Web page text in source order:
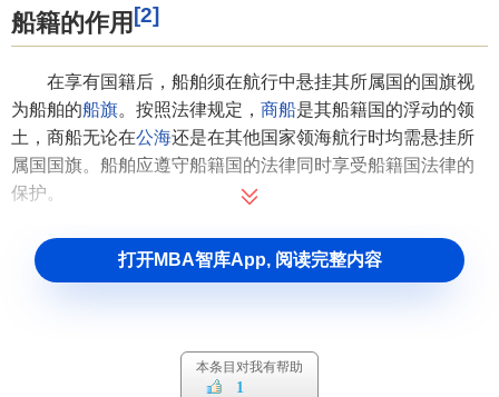
船籍的作用 [2]
在享有国籍后，船舶须在航行中悬挂其所属国的国旗视
为船舶的船旗。按照法律规定， 商船是其船籍国的浮动的领
土，商船无论在公海还是在其他国家领海航行时均需悬挂所
属国国旗。船舶应遵守船籍国的法律同时享受船籍国法律的
保护。
有些船舶所有人不在本国登记，而在允许外国船只登记
的国家办理登记，然后悬挂登记国国旗进行营运，这样的船
①逃避本国高征税和严格的船务监督；
打开MBA智库App, 阅读完整内容
本条目对我有帮助
1